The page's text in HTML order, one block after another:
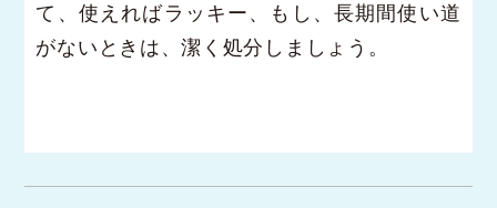
て、使えればラッキー、もし、長期間使い道
がないときは、潔く処分しましょう。